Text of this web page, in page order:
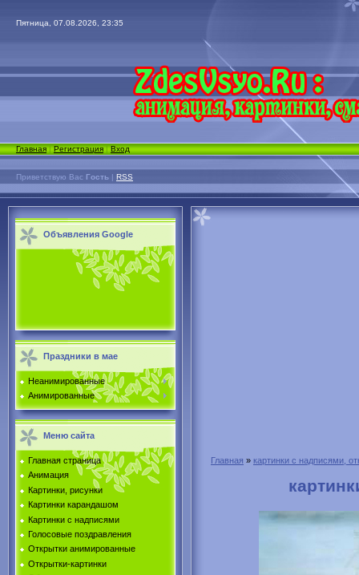
Пятница, 07.08.2026, 23:35
Главная|Регистрация|Вход
Приветствую Вас Гость | RSS
Объявления Google
Праздники в мае
Неанимированные
Анимированные
Меню сайта
Главная страница
Анимация
Картинки, рисунки
Картинки карандашом
Картинки с надписями
Голосовые поздравления
Открытки анимированные
Открытки-картинки
Главная » картинки с надписями,